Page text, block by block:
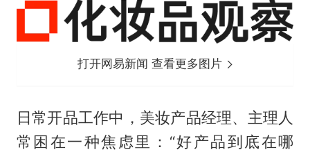
打开网易新闻 查看更多图片
日常开品工作中，美妆产品经理、主理人
常困在一种焦虑里：“好产品到底在哪